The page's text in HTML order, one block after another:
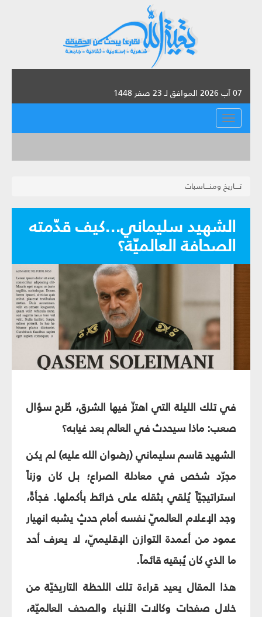
07 آب 2026 الموافق لـ 23 صفر 1448
القائمة
تــــاريخ ومنــــاسبات
الشهيد سليماني...كيف قدّمته
الصحافة العالميّة؟
في تلك الليلة التي اهتزّ فيها الشرق، طُرح سؤال
صعب: ماذا سيحدث في العالم بعد غيابه؟
الشهيد قاسم سليماني (رضوان الله عليه) لم يكن
مجرّد شخص في معادلة الصراع؛ بل كان وزناً
استراتيجيّاً يُلقي بثقله على خرائط بأكملها. فجأةً،
وجد الإعلام العالميّ نفسه أمام حدثٍ يشبه انهيار
عمود من أعمدة التوازن الإقليميّ، لا يعرف أحد
ما الذي كان يُبقيه قائماً.
هذا المقال يعيد قراءة تلك اللحظة التاريخيّة من
خلال صفحات وكالات الأنباء والصحف العالميّة،